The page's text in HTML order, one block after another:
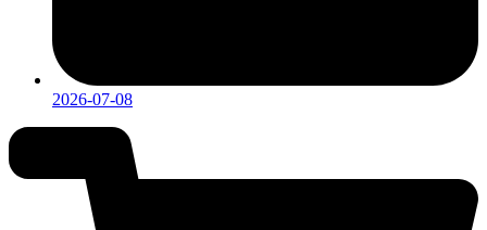
2026-07-08